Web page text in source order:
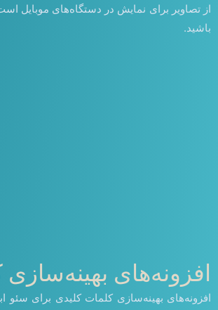
از تصاویر برای نمایش در دستگاه‌های موبایل
باشید.
افزونه‌های
افزونه‌های بهینه‌سازی کلمات کلیدی برای سئو